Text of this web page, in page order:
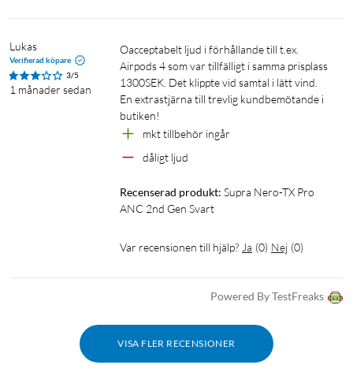
Lukas
Verifierad köpare
3/5
1 månader sedan
Oacceptabelt ljud i förhållande till t.ex.
Airpods 4 som var tillfälligt i samma prisplass
1300SEK. Det klippte vid samtal i lätt vind.
En extrastjärna till trevlig kundbemötande i
butiken!
mkt tillbehör ingår
dåligt ljud
Recenserad produkt: Supra Nero-TX Pro
ANC 2nd Gen Svart
Var recensionen till hjälp? Ja (0) Nej (0)
Powered By TestFreaks
VISA FLER RECENSIONER